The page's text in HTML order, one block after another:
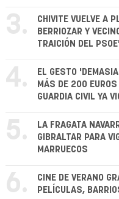
3.
CHIVITE VUELVE A
BERRIOZAR Y
TRAICIÓN DEL
4.
EL GESTO
MÁS DE 200 EUROS
GUARDIA CIVIL YA
5.
LA FRAGATA
GIBRALTAR PARA
MARRUECOS
6.
CINE DE VERANO
PELÍCULAS,